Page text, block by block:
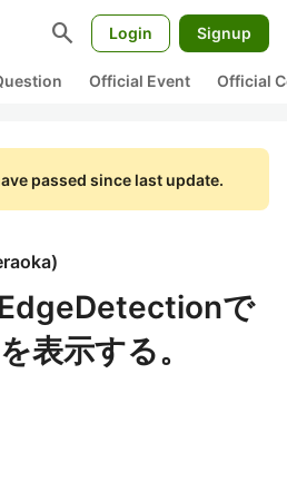
search Login Signup
Official Event Official
passed since last update.
)
で
表示する。